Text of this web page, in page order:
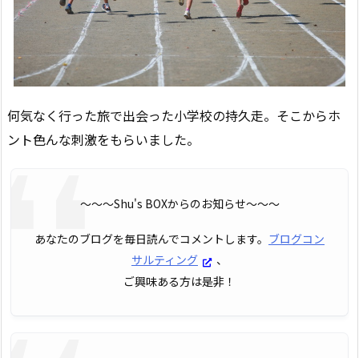
何気なく行った旅で出会った小学校の持久走。そこからホ
ント色んな刺激をもらいました。
〜〜〜Shu's BOXからのお知らせ〜〜〜
あなたのブログを毎日読んでコメントします。 ブログコン
サルティング
、
ご興味ある方は是非！